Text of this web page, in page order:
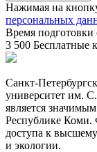
Нажимая на
персональных
Время подготовки
3 500 Бесплатные
Санкт-
университет им.
является
Республике Коми.
доступа к
и экологии.